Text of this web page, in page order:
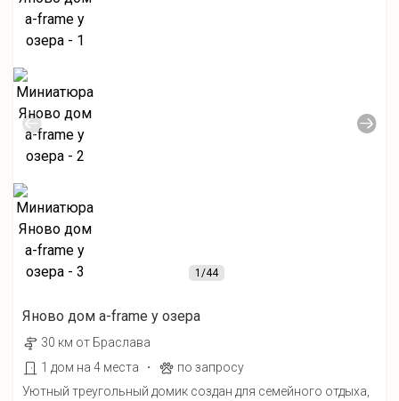
1/44
Яново дом а-frame у озера
30 км от Браслава
1 дом на 4 места
·
по запросу
Уютный треугольный домик создан для семейного отдыха,